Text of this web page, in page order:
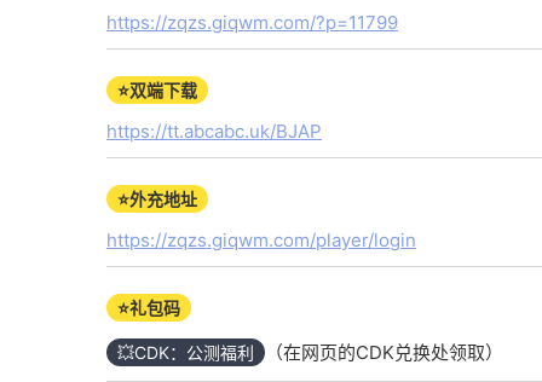
https://zqzs.giqwm.com/?p=11799
⭐双端下载
https://tt.abcabc.uk/BJAP
⭐外充地址
https://zqzs.giqwm.com/player/login
⭐礼包码
💥CDK：公测福利 （在网页的CDK兑换处领取）